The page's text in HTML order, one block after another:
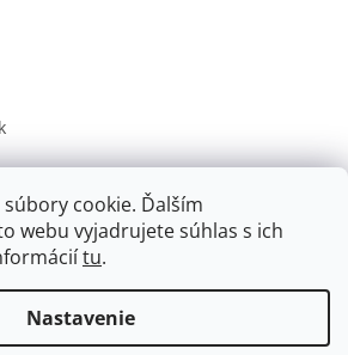
cookie. Ďalším
webu vyjadrujete súhlas s ich
tu.
Nastavenie